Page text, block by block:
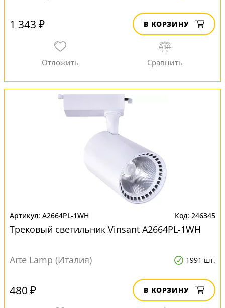
1 343 ₽ В КОРЗИНУ
A2664PL-1WH 246345
Трековый светильник Vinsant A2664PL-1WH
Arte Lamp (Италия) 1991 шт.
480 ₽ В КОРЗИНУ